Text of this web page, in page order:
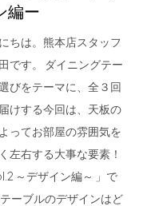
52-0323
274-8175
45-9282
編ー
ちは。熊本店スタッフ
です。 ダイニングテー
びをテーマに、全３回
けする今回は、天板の
ってお部屋の雰囲気を
左右する大事な要素！
～デザイン編～ 」で
ーブルのデザインはど